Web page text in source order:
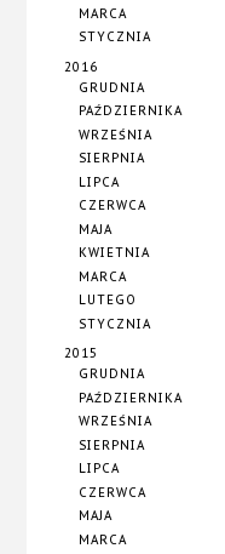
MARCA
STYCZNIA
2016
GRUDNIA
PAŹDZIERNIKA
WRZEŚNIA
SIERPNIA
LIPCA
CZERWCA
MAJA
KWIETNIA
MARCA
LUTEGO
STYCZNIA
2015
GRUDNIA
PAŹDZIERNIKA
WRZEŚNIA
SIERPNIA
LIPCA
CZERWCA
MAJA
MARCA